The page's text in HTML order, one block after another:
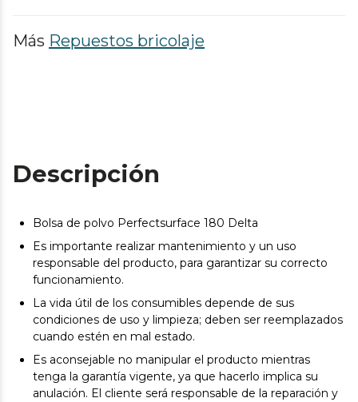
Más Repuestos bricolaje
Descripción
Bolsa de polvo Perfectsurface 180 Delta
Es importante realizar mantenimiento y un uso
responsable del producto, para garantizar su correcto
funcionamiento.
La vida útil de los consumibles depende de sus
condiciones de uso y limpieza; deben ser reemplazados
cuando estén en mal estado.
Es aconsejable no manipular el producto mientras
tenga la garantía vigente, ya que hacerlo implica su
anulación. El cliente será responsable de la reparación y